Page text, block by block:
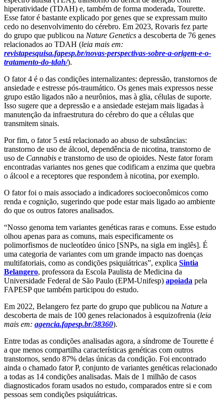
hiperatividade (TDAH) e, também de forma moderada, Tourette.
Esse fator é bastante explicado por genes que se expressam muito
cedo no desenvolvimento do cérebro. Em 2023, Rovaris fez parte
do grupo que publicou na Nature Genetics a descoberta de 76 genes
relacionados ao TDAH (leia mais em:
revistapesquisa.fapesp.br/novas-perspectivas-sobre-a-origem-e-o-
tratamento-do-tdah/).
O fator 4 é o das condições internalizantes: depressão, transtornos de
ansiedade e estresse pós-traumático. Os genes mais expressos nesse
grupo estão ligados não a neurônios, mas à glia, células de suporte.
Isso sugere que a depressão e a ansiedade estejam mais ligadas à
manutenção da infraestrutura do cérebro do que a células que
transmitem sinais.
Por fim, o fator 5 está relacionado ao abuso de substâncias:
transtorno de uso de álcool, dependência de nicotina, transtorno de
uso de Cannabis e transtorno de uso de opioides. Neste fator foram
encontradas variantes nos genes que codificam a enzima que quebra
o álcool e a receptores que respondem à nicotina, por exemplo.
O fator foi o mais associado a indicadores socioeconômicos como
renda e cognição, sugerindo que pode estar mais ligado ao ambiente
do que os outros fatores analisados.
“Nosso genoma tem variantes genéticas raras e comuns. Esse estudo
olhou apenas para as comuns, mais especificamente os
polimorfismos de nucleotídeo único [SNPs, na sigla em inglês]. É
uma categoria de variantes com um grande impacto nas doenças
multifatoriais, como as condições psiquiátricas”, explica Sintia
Belangero, professora da Escola Paulista de Medicina da
Universidade Federal de São Paulo (EPM-Unifesp) apoiada pela
FAPESP que também participou do estudo.
Em 2022, Belangero fez parte do grupo que publicou na Nature a
descoberta de mais de 100 genes relacionados à esquizofrenia (leia
mais em: agencia.fapesp.br/38360).
Entre todas as condições analisadas agora, a síndrome de Tourette é
a que menos compartilha características genéticas com outros
transtornos, sendo 87% delas únicas da condição. Foi encontrado
ainda o chamado fator P, conjunto de variantes genéticas relacionado
a todas as 14 condições analisadas. Mais de 1 milhão de casos
diagnosticados foram usados no estudo, comparados entre si e com
pessoas sem condições psiquiátricas.